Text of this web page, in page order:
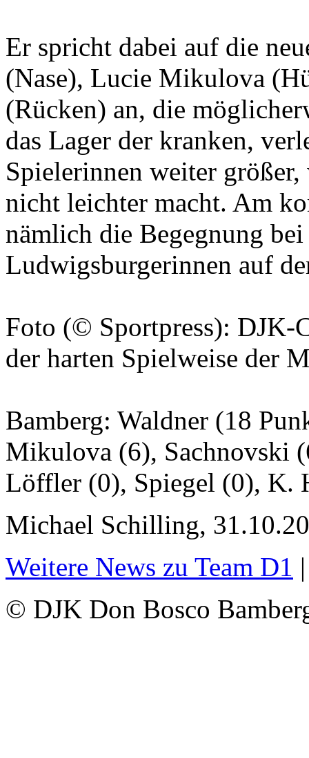
Er spricht dabei auf die
(Nase), Lucie Mikulova
(Rücken) an, die
das Lager der kranken,
Spielerinnen weiter
nicht leichter macht. Am
nämlich die Begegnung
Ludwigsburgerinnen auf
Foto (© Sportpress): DJK-
der harten Spielweise der
Bamberg: Waldner (18
Mikulova (6), Sachnovski
Löffler (0), Spiegel (0), K.
Michael Schilling,
Weitere News zu Team D1
© DJK Don Bosco